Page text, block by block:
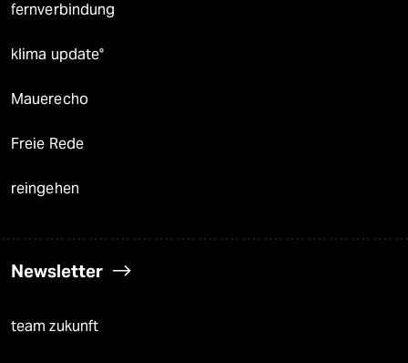
fernverbindung
klima update°
Mauerecho
Freie Rede
reingehen
Newsletter
team zukunft